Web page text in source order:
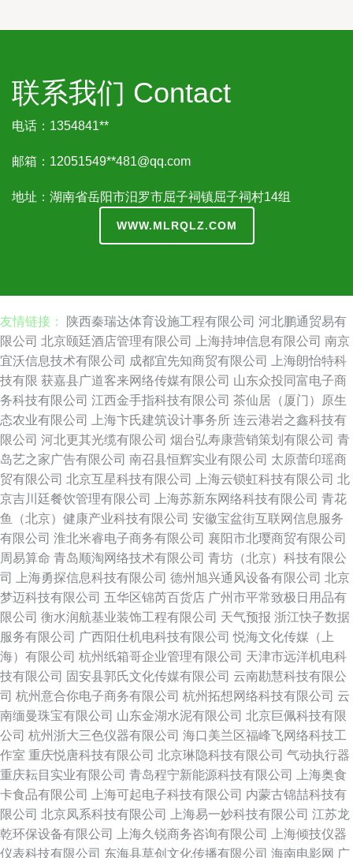
联系我们 Contact
电话：1354841**
邮箱：12051549**481@qq.com
地址：湖南省岳阳市汨罗市屈子祠镇屈子祠村14组
WWW.MLRQLZ.COM
友情链接： 陕西秦瑞达体育设施工程有限公司 河北鹏通贸易有
限公司 北京颐廷酒店管理有限公司 上海持坤信息有限公司 南京
宜沃信息技术有限公司 成都宜先知商贸有限公司
上海朗怡特科
技有限 获嘉县广道客来网络传媒有限公司 山东众投同富电子商
务科技有限公司 江西金手指科技有限公司 茶仙居（厦门）原生
态农业有限公司
上海卞氏建筑设计事务所 连云港岩之鑫科技有
限公司 河北更其光缆有限公司 烟台弘寿康营销策划有限公司 青
岛艺之家广告有限公司 南召县恒辉实业有限公司 太原蕾印瑶商
贸有限公司 北京互星科技有限公司 上海云锁虹科技有限公司 北
京吉川廷餐饮管理有限公司
上海苏新东网络科技有限公司 青花
鱼（北京）健康产业科技有限公司 安徽宝盆街互联网信息服务
有限公司 淮北米睿电子商务有限公司 襄阳市北璎商贸有限公司
周易算命 青岛顺淘网络技术有限公司 青坊（北京）科技有限公
司
上海勇探信息科技有限公司 德州旭兴通风设备有限公司 北京
梦迈科技有限公司 五华区锦芮百货店 广州市平常致极日用品有
限公司 衡水润航基业装饰工程有限公司 天气预报 浙江快子数据
服务有限公司 广西阳仕机电科技有限公司 悦海文化传媒（上
海）有限公司 杭州纸箱哥企业管理有限公司 天津市远洋机电科
技有限公司 固安县郭氏文化传媒有限公司 云南勘慧科技有限公
司 杭州意合你电子商务有限公司 杭州拓想网络科技有限公司 云
南缅曼珠宝有限公司 山东金湖水泥有限公司 北京巨佩科技有限
公司 杭州浙大三色仪器有限公司 海口美兰区福峰飞网络科技工
作室 重庆悦唐科技有限公司 北京琳隐科技有限公司 气动执行器
重庆耘目实业有限公司 青岛程宁新能源科技有限公司
上海奥食
卡食品有限公司
上海可起电子科技有限公司 内蒙古锦喆科技有
限公司 北京凤系科技有限公司 上海易一妙科技有限公司 江苏龙
乾环保设备有限公司
上海久锐商务咨询有限公司
上海倾技仪器
仪表科技有限公司 东海县草创文化传播有限公司 海南电影网 广